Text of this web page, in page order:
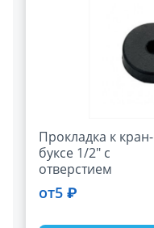
Прокладка к кран-
буксе 1/2" с
отверстием
от5 ₽